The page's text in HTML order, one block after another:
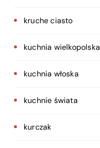
kruche ciasto
kuchnia wielkopolska
kuchnia włoska
kuchnie świata
kurczak